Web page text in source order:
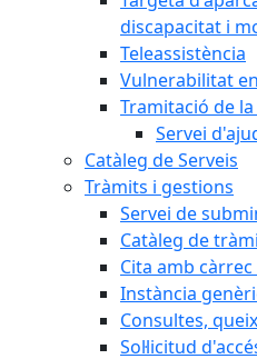
discapacitat i
Teleassistència
Vulnerabilitat
Tramitació de
Servei
Catàleg de Serveis
Tràmits i gestions
Servei de
Catàleg de
Cita amb
Instància
Consultes,
Sol·licitud